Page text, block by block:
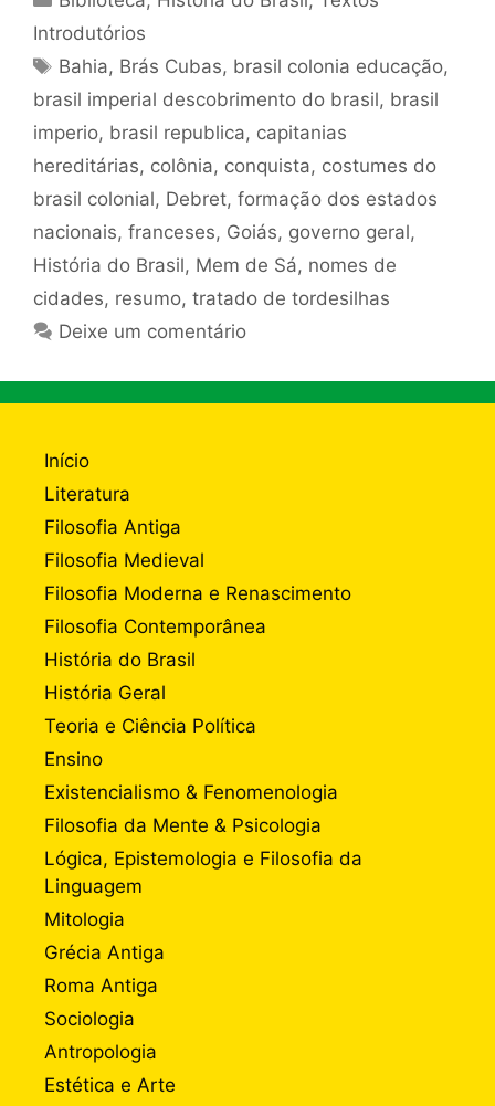
Introdutórios
Tags
Bahia, Brás Cubas, brasil colonia educação,
brasil imperial descobrimento do brasil, brasil
imperio, brasil republica, capitanias
hereditárias, colônia, conquista, costumes do
brasil colonial, Debret, formação dos estados
nacionais, franceses, Goiás, governo geral,
História do Brasil, Mem de Sá, nomes de
cidades, resumo, tratado de tordesilhas
Deixe um comentário
Início
Literatura
Filosofia Antiga
Filosofia Medieval
Filosofia Moderna e Renascimento
Filosofia Contemporânea
História do Brasil
História Geral
Teoria e Ciência Política
Ensino
Existencialismo & Fenomenologia
Filosofia da Mente & Psicologia
Lógica, Epistemologia e Filosofia da
Linguagem
Mitologia
Grécia Antiga
Roma Antiga
Sociologia
Antropologia
Estética e Arte